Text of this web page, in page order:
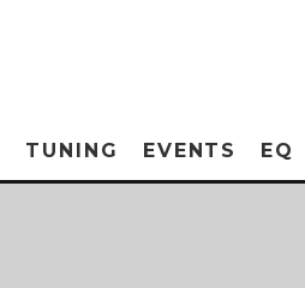
TUNING EVENTS EQ